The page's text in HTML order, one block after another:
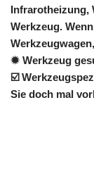
Infrarotheizung,
Werkzeug.
✹ Werkzeug
☑️
Sie doch mal